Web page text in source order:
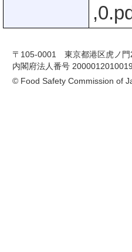
〒105-0001 東京都港区虎ノ
内閣府法人番号 2000012010019
© Food Safety Commission of